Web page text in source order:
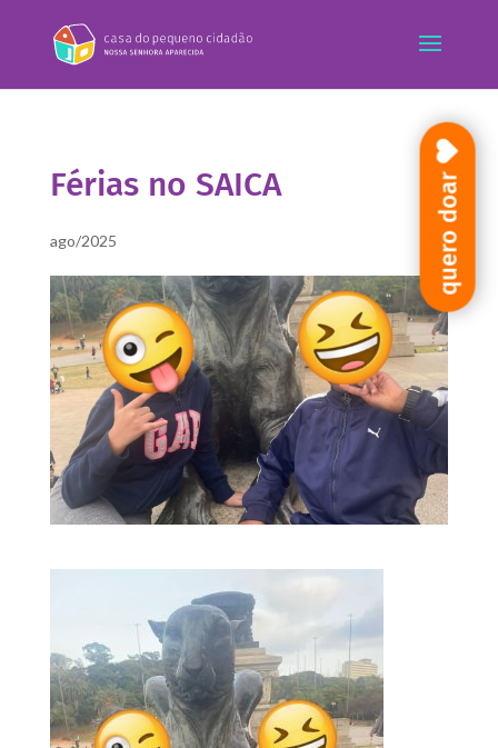
Férias no SAICA
ago/2025 quero doar